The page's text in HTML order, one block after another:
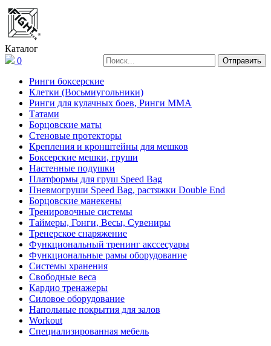
Каталог
0
Ринги боксерские
Клетки (Восьмиугольники)
Ринги для кулачных боев, Ринги ММА
Татами
Борцовские маты
Стеновые протекторы
Крепления и кронштейны для мешков
Боксерские мешки, груши
Настенные подушки
Платформы для груш Speed Bag
Пневмогруши Speed Bag, растяжки Double End
Борцовские манекены
Тренировочные системы
Таймеры, Гонги, Весы, Сувениры
Тренерское снаряжение
Функциональный тренинг акссесуары
Функциональные рамы оборудование
Системы хранения
Свободные веса
Кардио тренажеры
Силовое оборудование
Напольные покрытия для залов
Workout
Специализированная мебель